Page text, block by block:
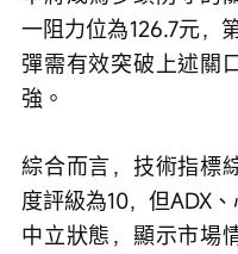
一阻力位為126.7元，
彈需有效突破上述關
強。
綜合而言，技術指標
度評級為10，但ADX
中立狀態，顯示市場